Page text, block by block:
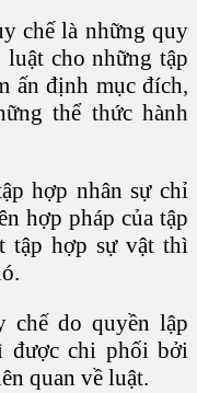
chế là những quy
cho những tập
ấn định mục đích,
thể thức hành
hợp nhân sự chỉ
hợp pháp của tập
tập hợp sự vật thì
chế do quyền lập
được chi phối bởi
quan về luật.